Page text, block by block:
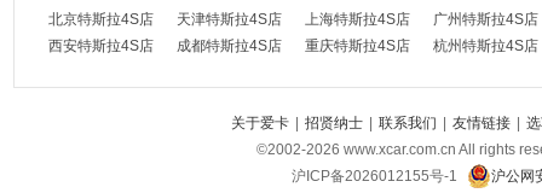
北京特斯拉4S店 天津特斯拉4S店 上海特斯拉4S店
广州特斯拉4S店
西安特斯拉4S店
成都特斯拉4S店 重庆特斯拉4S店 杭州特斯拉4S店
关于爱卡 | 招贤纳士 | 联系我们 | 友情链接 |
©2002-2026 www.xcar.com.cn All rights
沪ICP备2026012155号-1
沪公网